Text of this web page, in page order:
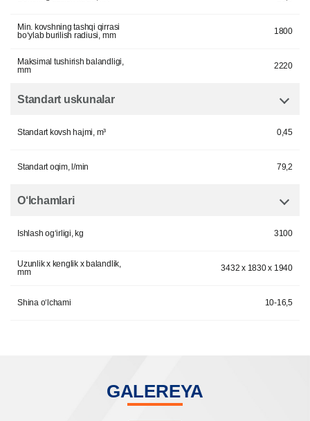
Min. kovshning tashqi qirrasi
bo‘ylab burilish radiusi, mm
1800
Maksimal tushirish balandligi,
mm
2220
Standart uskunalar
Standart kovsh hajmi, m³ 0,45
Standart oqim, l/min 79,2
O‘lchamlari
Ishlash og‘irligi, kg 3100
Uzunlik x kenglik x balandlik,
mm
3432 x 1830 x 1940
Shina o‘lchami 10-16,5
GALEREYA